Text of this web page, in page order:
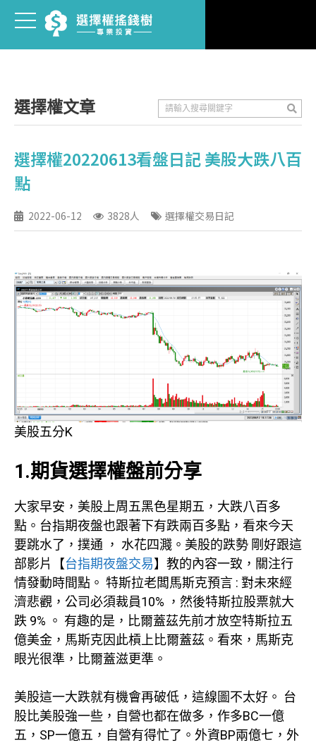
選擇權文章
選擇權20220613看盤日記 美股大跌八百
點
2022-06-12 3828人 選擇權交易日記
美股五分K
1.期貨選擇權盤前分享
大家早安，美股上周五黑色星期五，大跌八百多
點。台指期夜盤也跟著下有跌兩百多點，看來今天
要跳水了，撲通 ， 水花四濺。美股的跌勢 剛好跟這
部影片【台指期夜盤交易】教的內容一致，關注行
情發動時間點。 特斯拉老闆馬斯克預言 : 對未來經
濟悲觀，公司必須裁員10% ，然後特斯拉股票就大
跌 9% 。 有趣的是，比爾蓋茲先前才放空特斯拉五
億美金，馬斯克因此槓上比爾蓋茲。看來，馬斯克
眼光很準，比爾蓋滋更準。
美股這一大跌就有機會再破低，這線圖不太好。 台
股比美股強一些，自營也都在做多，作多BC一億
五，SP一億五，自營有得忙了。外資BP兩億七，外